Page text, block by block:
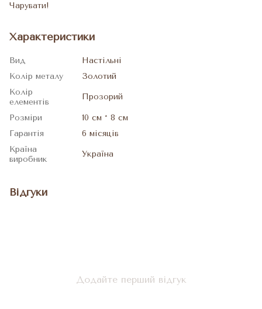
Чарувати!
Характеристики
Вид
Настільні
Колір металу
Золотий
Колір
елементів
Прозорий
Розміри
10 см * 8 см
Гарантія
6 місяців
Країна
виробник
Україна
Відгуки
Додайте перший відгук